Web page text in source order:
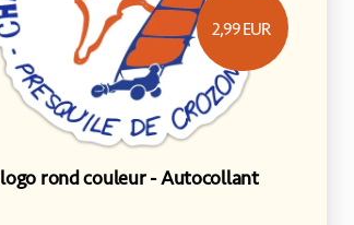
logo rond couleur Autocollant
2,99EUR